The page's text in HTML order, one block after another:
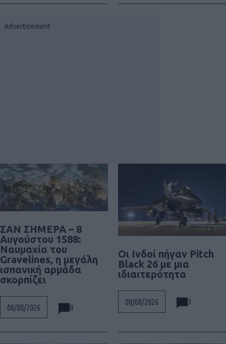
ΣΑΝ ΣΗΜΕΡΑ – 8
Αυγούστου 1588:
Ναυμαχία του
Gravelines, η μεγάλη
ισπανική αρμάδα
σκορπίζει
08/08/2026 0
Οι Ινδοί πήγαν Pitch
Black 26 με μια
ιδιαιτερότητα
08/08/2026 3